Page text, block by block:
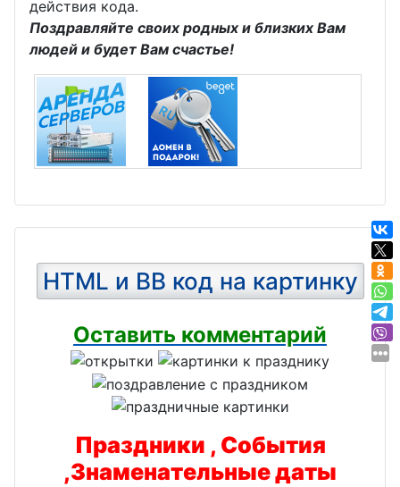
действия кода.
Поздравляйте своих родных и близких Вам
людей и будет Вам счастье!
HTML и BB код на картинку
Оставить комментарий
Праздники , События
,Знаменательные даты